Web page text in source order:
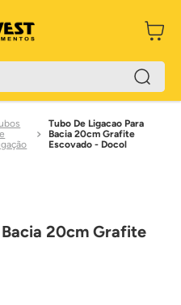
Tubo De Ligacao Para
Bacia 20cm Grafite
Escovado - Docol
20cm Grafite